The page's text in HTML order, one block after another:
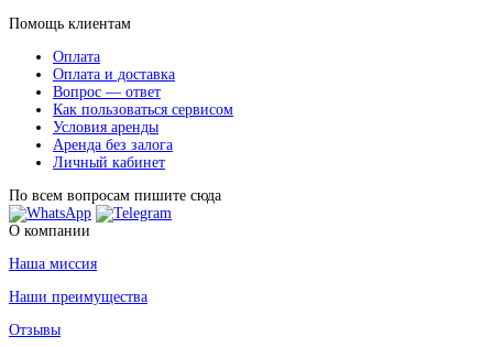
Помощь клиентам
Оплата
Оплата и доставка
Вопрос — ответ
Как пользоваться сервисом
Условия аренды
Аренда без залога
Личный кабинет
По всем вопросам пишите сюда
О компании
Наша миссия
Наши преимущества
Отзывы